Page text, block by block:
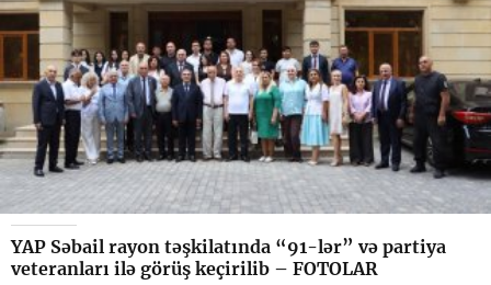
YAP Səbail rayon təşkilatında “91-lər” və partiya
veteranları ilə görüş keçirilib – FOTOLAR